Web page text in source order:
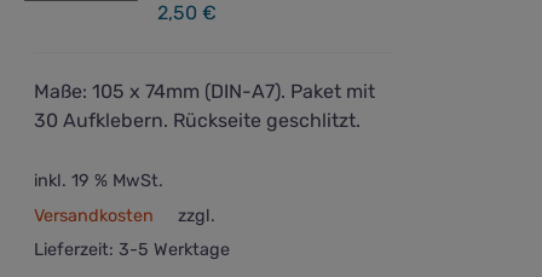
2,50€
Maße: 105 x 74mm (DIN-A7). Paket mit
30 Aufklebern. Rückseite geschlitzt.
inkl. 19 % MwSt.
zzgl.
Versandkosten
Lieferzeit: 3-5 Werktage